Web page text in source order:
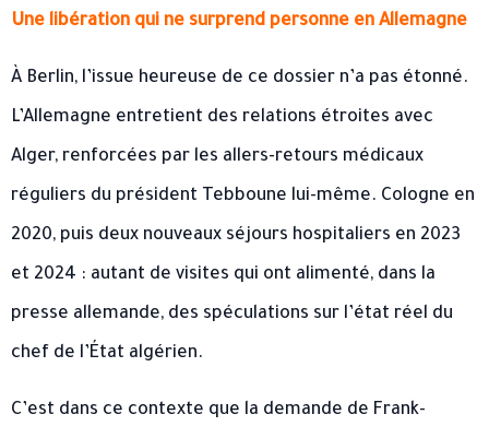
Une libération qui ne surprend personne en Allemagne
À Berlin, l’issue heureuse de ce dossier n’a pas étonné.
L’Allemagne entretient des relations étroites avec
Alger, renforcées par les allers-retours médicaux
réguliers du président Tebboune lui-même. Cologne en
2020, puis deux nouveaux séjours hospitaliers en 2023
et 2024 : autant de visites qui ont alimenté, dans la
presse allemande, des spéculations sur l’état réel du
chef de l’État algérien.
C’est dans ce contexte que la demande de Frank-